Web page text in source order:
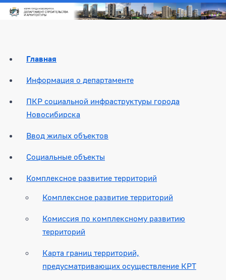
Главная
Информация о департаменте
ПКР социальной инфраструктуры города
Новосибирска
Ввод жилых объектов
Социальные объекты
Комплексное развитие территорий
Комплексное развитие территорий
Комиссия по комплексному развитию
территорий
Карта границ территорий,
предусматривающих осуществление КРТ